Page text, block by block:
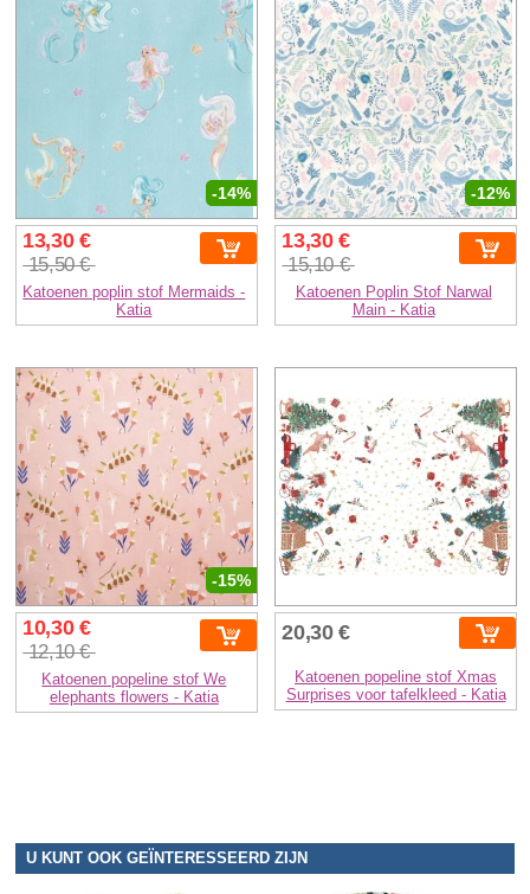
-14%
13,30 €
15,50 €
Katoenen poplin stof Mermaids -
Katia
-12%
13,30 €
15,10 €
Katoenen Poplin Stof Narwal
Main - Katia
-15%
10,30 €
12,10 €
Katoenen popeline stof We
elephants flowers - Katia
20,30 €
Katoenen popeline stof Xmas
Surprises voor tafelkleed - Katia
U KUNT OOK GEÏNTERESSEERD ZIJN